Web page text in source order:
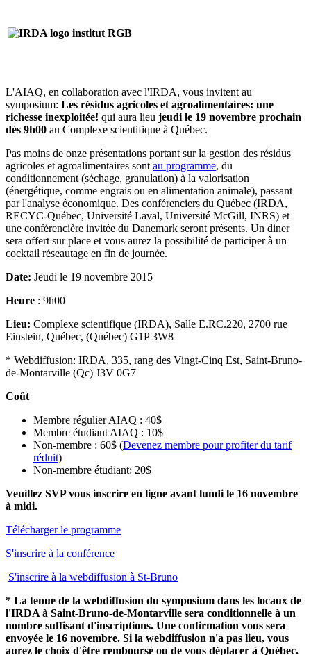
L'AIAQ, en collaboration avec l'IRDA, vous invitent au
symposium: Les résidus agricoles et agroalimentaires: une
richesse inexploitée! qui aura lieu jeudi le 19 novembre prochain
dès 9h00 au Complexe scientifique à Québec.
Pas moins de onze présentations portant sur la gestion des résidus
agricoles et agroalimentaires sont au programme, du
conditionnement (séchage, granulation) à la valorisation
(énergétique, comme engrais ou en alimentation animale), passant
par l'analyse économique. Des conférenciers du Québec (IRDA,
RECYC-Québec, Université Laval, Université McGill, INRS) et
une conférencière invitée du Danemark seront présents. Un diner
sera offert sur place et vous aurez la possibilité de participer à un
cocktail réseautage en fin de journée.
Date: Jeudi le 19 novembre 2015
Heure : 9h00
Lieu: Complexe scientifique (IRDA), Salle E.RC.220, 2700 rue
Einstein, Québec, (Québec) G1P 3W8
* Webdiffusion: IRDA, 335, rang des Vingt-Cinq Est, Saint-Bruno-
de-Montarville (Qc) J3V 0G7
Coût
Membre régulier AIAQ : 40$
Membre étudiant AIAQ : 10$
Non-membre : 60$ (Devenez membre pour profiter du tarif
réduit)
Non-membre étudiant: 20$
Veuillez SVP vous inscrire en ligne avant lundi le 16 novembre
à midi.
Télécharger le programme
S'inscrire à la conférence
S'inscrire à la webdiffusion à St-Bruno
* La tenue de la webdiffusion du symposium dans les locaux de
l'IRDA à Saint-Bruno-de-Montarville sera conditionnelle à un
nombre suffisant d'inscriptions. Une confirmation vous sera
envoyée le 16 novembre. Si la webdiffusion n'a pas lieu, vous
aurez le choix d'être remboursé ou de vous déplacer à Québec.